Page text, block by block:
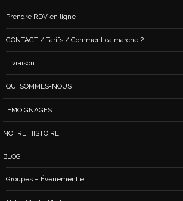
Prendre RDV en ligne
CONTACT / Tarifs / Comment ça marche ?
Livraison
QUI SOMMES-NOUS
TEMOIGNAGES
NOTRE HISTOIRE
BLOG
Groupes – Événementiel